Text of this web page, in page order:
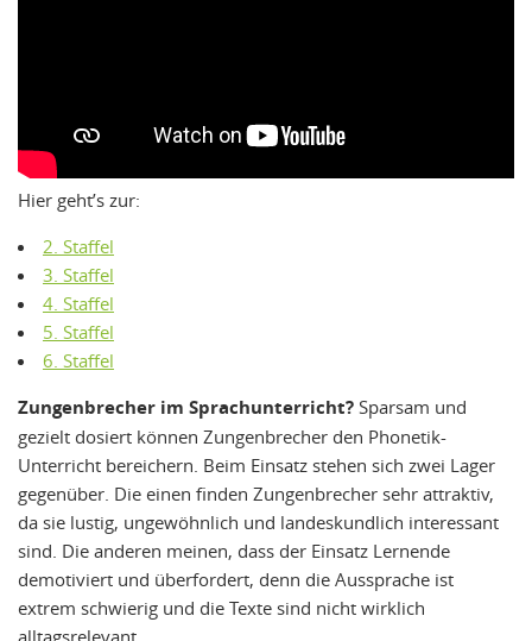
Hier geht’s zur:
2. Staffel
3. Staffel
4. Staffel
5. Staffel
6. Staffel
Zungenbrecher im Sprachunterricht? Sparsam und
gezielt dosiert können Zungenbrecher den Phonetik-
Unterricht bereichern. Beim Einsatz stehen sich zwei Lager
gegenüber. Die einen finden Zungenbrecher sehr attraktiv,
da sie lustig, ungewöhnlich und landeskundlich interessant
sind. Die anderen meinen, dass der Einsatz Lernende
demotiviert und überfordert, denn die Aussprache ist
extrem schwierig und die Texte sind nicht wirklich
alltagsrelevant.